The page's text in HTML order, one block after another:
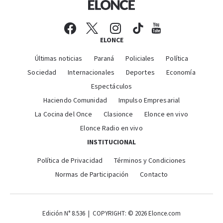
ELONCE
Últimas noticias Paraná Policiales
Política
Sociedad
Internacionales Deportes
Economía
Espectáculos
Haciendo Comunidad
Impulso Empresarial
La Cocina del Once
Clasionce
Elonce en vivo
Elonce Radio en vivo
INSTITUCIONAL
Política de Privacidad
Términos y Condiciones
Normas de Participación
Contacto
Edición N° 8.536 | COPYRIGHT: © 2026 Elonce.com